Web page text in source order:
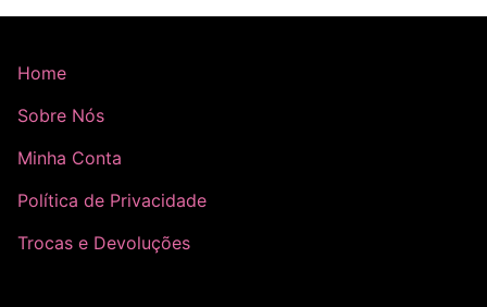
Home
Sobre Nós
Minha Conta
Política de Privacidade
Trocas e Devoluções